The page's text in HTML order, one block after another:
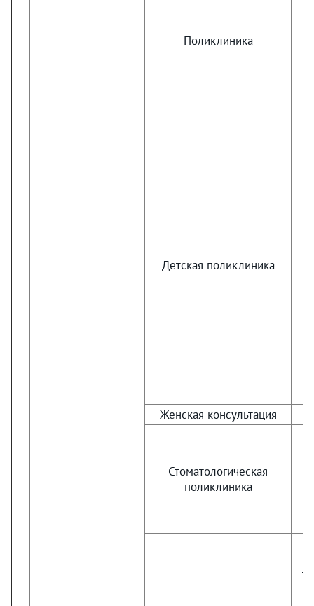
Поликлиника
Детская поликлиника
Женская консультация
Стоматологическая
поликлиника